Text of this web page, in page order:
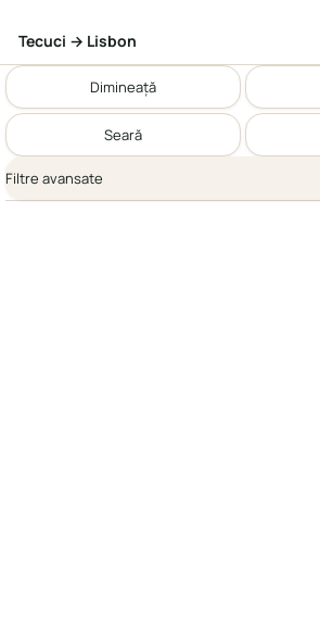
Tecuci → Lisbon
Dimineață
Seară
Filtre avansate